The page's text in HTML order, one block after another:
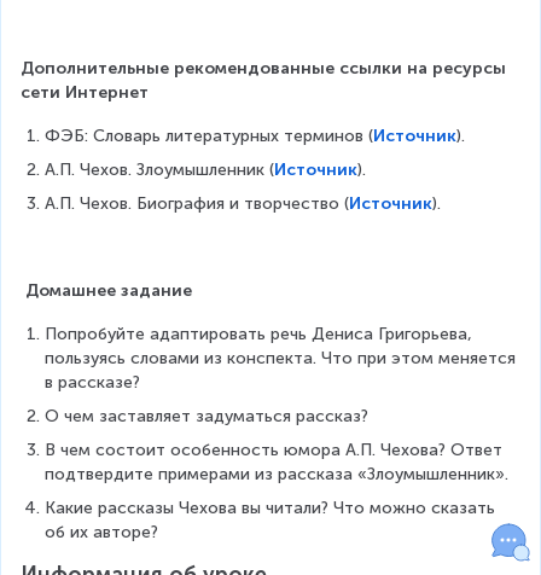
Дополнительные рекомендованные ссылки на ресурсы
сети Интернет
ФЭБ: Словарь литературных терминов (Источник).
А.П. Чехов. Злоумышленник (Источник).
А.П. Чехов. Биография и творчество (Источник).
Домашнее задание
Попробуйте адаптировать речь Дениса Григорьева,
пользуясь словами из конспекта. Что при этом меняется
в рассказе?
О чем заставляет задуматься рассказ?
В чем состоит особенность юмора А.П. Чехова? Ответ
подтвердите примерами из рассказа «Злоумышленник».
Какие рассказы Чехова вы читали? Что можно сказать
об их авторе?